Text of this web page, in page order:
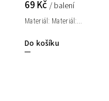
69 Kč / balení
Do košíku
Materiál: Materiál:...